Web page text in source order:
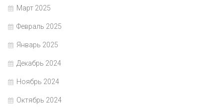
Март 2025
Февраль 2025
Январь 2025
Декабрь 2024
Ноябрь 2024
Октябрь 2024